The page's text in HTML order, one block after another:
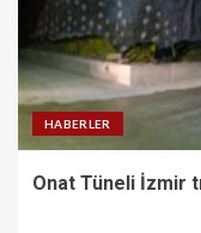
HABERLER
Onat Tüneli İzmir